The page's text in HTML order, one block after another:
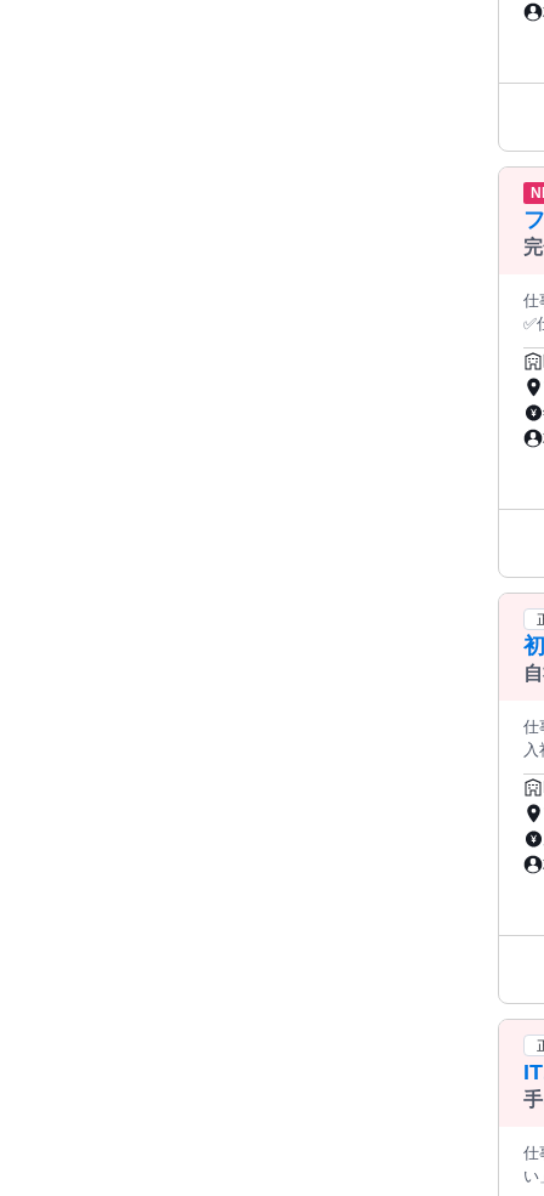
い…
ら
ア
い
ん。 研修内容：HTML、CSS、JS、PHP（Laravel）、
アップは可
よ
す
能になって
さい。 ・０から一貫して基礎研修からキ
仕事内
✅
列
定
チェ
のスキ
福利
形
り
仕
入
ア
は
がる
丁
・
仕事内
い」